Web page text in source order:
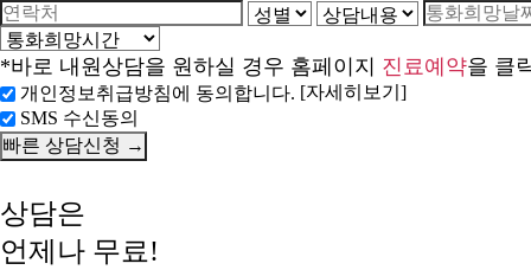
*바로 내원상담을 원하실 경우 홈페이지 진료예약을 클
개인정보취급방침에 동의합니다. [자세히보기]
SMS 수신동의
상담은
언제나 무료!